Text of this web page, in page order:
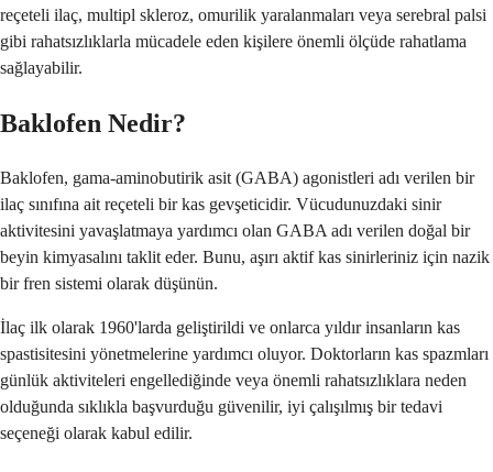
reçeteli ilaç, multipl skleroz, omurilik yaralanmaları veya serebral palsi
gibi rahatsızlıklarla mücadele eden kişilere önemli ölçüde rahatlama
sağlayabilir.
Baklofen Nedir?
Baklofen, gama-aminobutirik asit (GABA) agonistleri adı verilen bir
ilaç sınıfına ait reçeteli bir kas gevşeticidir. Vücudunuzdaki sinir
aktivitesini yavaşlatmaya yardımcı olan GABA adı verilen doğal bir
beyin kimyasalını taklit eder. Bunu, aşırı aktif kas sinirleriniz için nazik
bir fren sistemi olarak düşünün.
İlaç ilk olarak 1960'larda geliştirildi ve onlarca yıldır insanların kas
spastisitesini yönetmelerine yardımcı oluyor. Doktorların kas spazmları
günlük aktiviteleri engellediğinde veya önemli rahatsızlıklara neden
olduğunda sıklıkla başvurduğu güvenilir, iyi çalışılmış bir tedavi
seçeneği olarak kabul edilir.